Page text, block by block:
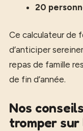
20
Ce calculateur de
d’anticiper
repas de famille
de fin d’année.
Nos
tromper